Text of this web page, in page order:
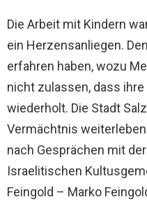
Die Arbeit mit Kindern
ein Herzensanliegen.
erfahren haben, wozu
nicht zulassen, dass
wiederholt. Die Stadt
Vermächtnis
nach Gesprächen mit
Israelitischen
Feingold – Marko